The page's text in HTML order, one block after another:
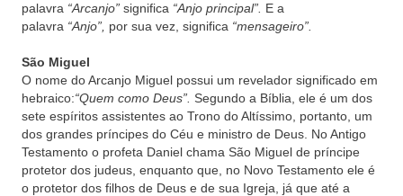
palavra “Arcanjo” significa “Anjo principal”. E a
palavra “Anjo”, por sua vez, significa “mensageiro”.
São Miguel
O nome do Arcanjo Miguel possui um revelador significado em
hebraico:“Quem como Deus”. Segundo a Bíblia, ele é um dos
sete espíritos assistentes ao Trono do Altíssimo, portanto, um
dos grandes príncipes do Céu e ministro de Deus. No Antigo
Testamento o profeta Daniel chama São Miguel de príncipe
protetor dos judeus, enquanto que, no Novo Testamento ele é
o protetor dos filhos de Deus e de sua Igreja, já que até a